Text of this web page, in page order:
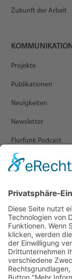
Zukunft der Arbeit
KOMMUNIKATION
Projekte
Publikationen
Neuigkeiten
Newsletter
Flurfunk Podcast
Presse
Veranstaltungen
Newsletter Archiv
RECHTLICHES